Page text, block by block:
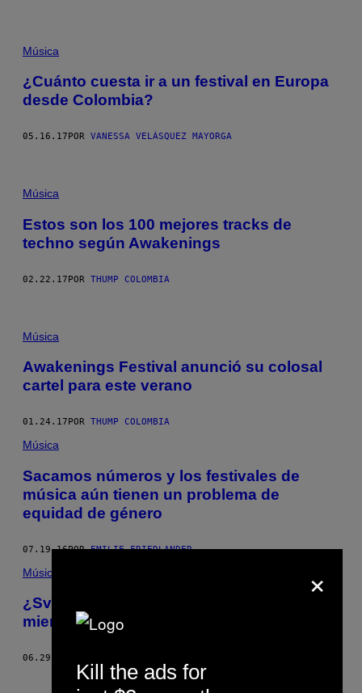
Música
¿Cuánto cuesta ir a un festival en Europa
desde Colombia?
05.16.17 POR VANESSA VELÁSQUEZ MAYORGA
Música
Estos son los 100 mejores tracks de
techno según Awakenings
02.22.17POR THUMP COLOMBIA
Música
Awakenings Festival anunció su colosal
cartel para este verano
01.24.17 POR THUMP COLOMBIA
Música
Sacamos números y los festivales de
música aún tienen un problema de
equidad de género
07.19.16POREMILIE FRIEDLANDER
Música
¿Sven Väth estaba viendo un partido
mientras tocaba en el Awakenings?
06.29.16
Más antiguo
×
Kill the ads for